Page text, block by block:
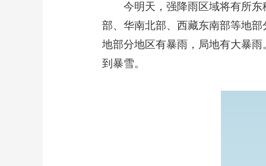
今明天，强降雨区域将有所东
部、华南北部、西藏东南部等地
地部分地区有暴雨，局地有大暴
到暴雪。